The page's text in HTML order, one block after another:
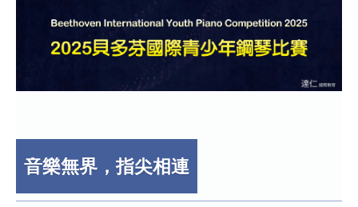
音樂無界，指尖相連